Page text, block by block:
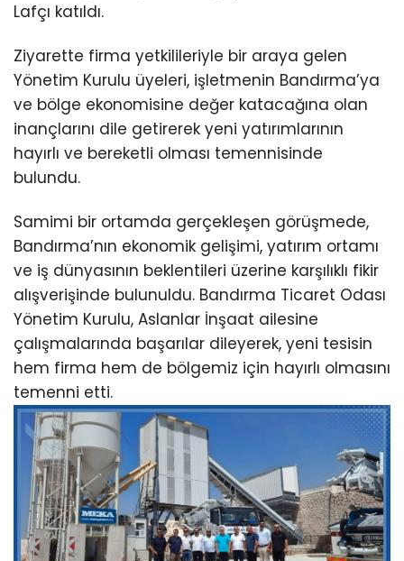
Lafçı katıldı.
Ziyarette firma yetkilileriyle bir araya gelen
Yönetim Kurulu üyeleri, işletmenin Bandırma’ya
ve bölge ekonomisine değer katacağına olan
inançlarını dile getirerek yeni yatırımlarının
hayırlı ve bereketli olması temennisinde
bulundu.
Samimi bir ortamda gerçekleşen görüşmede,
Bandırma’nın ekonomik gelişimi, yatırım ortamı
ve iş dünyasının beklentileri üzerine karşılıklı fikir
alışverişinde bulunuldu. Bandırma Ticaret Odası
Yönetim Kurulu, Aslanlar İnşaat ailesine
çalışmalarında başarılar dileyerek, yeni tesisin
hem firma hem de bölgemiz için hayırlı olmasını
temenni etti.